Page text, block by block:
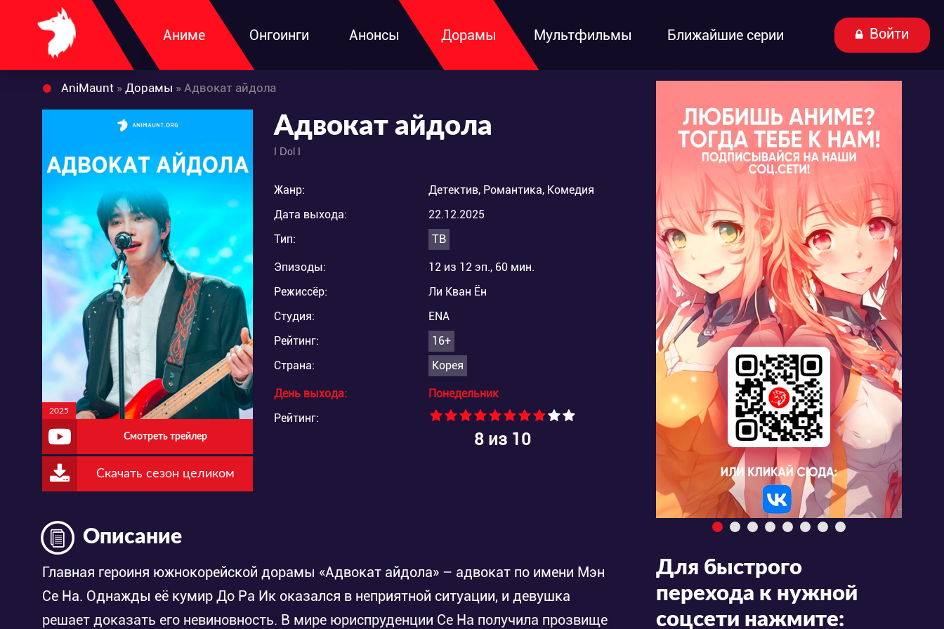
Аниме Онгоинги Анонсы Дорамы Мультфильмы Ближайшие серии Войти
AniMaunt » Дорамы » Адвокат айдола
2025
Смотреть трейлер
Скачать сезон целиком
Адвокат айдола
I Dol I
Жанр:
Детектив, Романтика, Комедия
Дата выхода:
22.12.2025
Тип:
ТВ
Эпизоды:
12 из 12 эп., 60 мин.
Режиссёр:
Ли Кван Ён
Студия:
ENA
Рейтинг:
16+
Страна:
Корея
День выхода:
Понедельник
Рейтинг:
8из 10
Описание
Главная героиня южнокорейской дорамы «Адвокат айдола» – адвокат по имени Мэн
Се На. Однажды её кумир До Ра Ик оказался в неприятной ситуации, и девушка
решает доказать его невиновность. В мире юриспруденции Се На получила прозвище
Для быстрого
перехода к нужной
соцсети нажмите: